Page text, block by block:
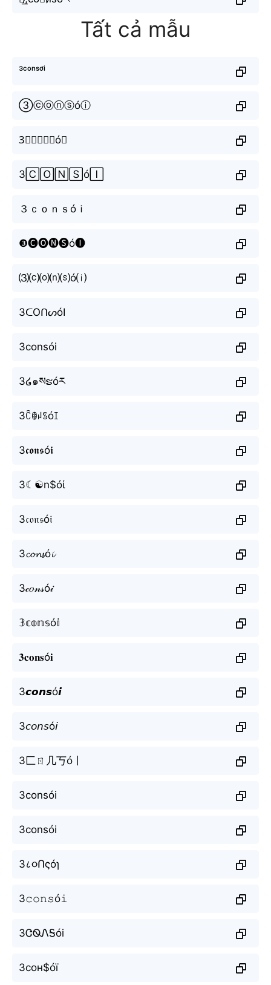
Tất cả mẫu
³ᶜᵒⁿˢᵒ́ⁱ
③ⓒⓞⓝⓢóⓘ
3⃣🅲🅾🅽🆂ó🅸
3🄲🄾🄽🅂ó🄸
３ｃｏｎｓóｉ
❸🅒🅞🅝🅢ó🅘
⑶⒞⒪⒩⒮ó⒤
3ᑕOᑎᔕóI
3consói
3໒๑སຮóར
3ꉓꂦꈤꌗóꀤ
3𝖈𝖔𝖓𝖘ó𝖎
3☾☯n$óί
3𝔠𝔬𝔫𝔰ó𝔦
3𝓬𝓸𝓷𝓼ó𝓲
3𝒸𝑜𝓃𝓈ó𝒾
𝟛𝕔𝕠𝕟𝕤ó𝕚
𝟑𝐜𝐨𝐧𝐬ó𝐢
3𝙘𝙤𝙣𝙨ó𝙞
3𝘤𝘰𝘯𝘴ó𝘪
3匚ㄖ几丂ó丨
3consói
3consói
3८૦Ոςóɿ
3𝚌𝚘𝚗𝚜ó𝚒
3ᏣᏫᏁᎦói
3сон$óї